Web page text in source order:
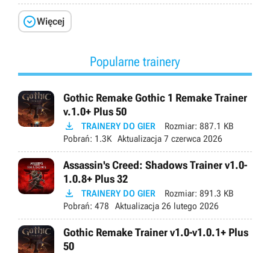
Więcej
Popularne trainery
Gothic Remake Gothic 1 Remake Trainer
v.1.0+ Plus 50
 TRAINERY DO GIER Rozmiar: 887.1 KB
Pobrań: 1.3K Aktualizacja 7 czerwca 2026
Assassin's Creed: Shadows Trainer v1.0-
1.0.8+ Plus 32
 TRAINERY DO GIER Rozmiar: 891.3 KB
Pobrań: 478 Aktualizacja 26 lutego 2026
Gothic Remake Trainer v1.0-v1.0.1+ Plus
50